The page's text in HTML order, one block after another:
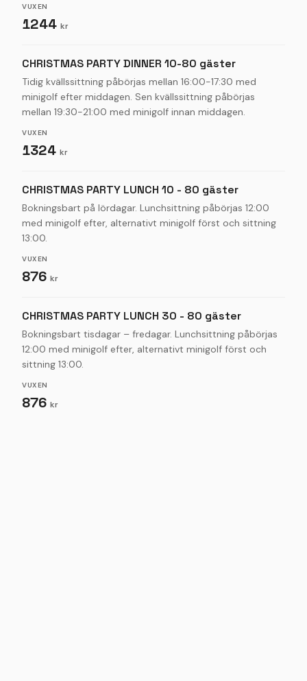
för en fullständig julupplevelse. Perfekt för företag,
team, familjer, vänner och grupper som vill göra
VUXEN
1244 kr
CHRISTMAS PARTY DINNER 10-80 gäster
Tidig kvällssittning påbörjas mellan 16:00-17:30 med
minigolf efter middagen. Sen kvällssittning påbörjas
mellan 19:30-21:00 med minigolf innan middagen.
VUXEN
1324 kr
CHRISTMAS PARTY LUNCH 10 - 80 gäster
Bokningsbart på lördagar. Lunchsittning påbörjas 12:00
med minigolf efter, alternativt minigolf först och sittning
13:00.
VUXEN
876 kr
CHRISTMAS PARTY LUNCH 30 - 80 gäster
Bokningsbart tisdagar – fredagar. Lunchsittning påbörjas
12:00 med minigolf efter, alternativt minigolf först och
sittning 13:00.
VUXEN
876 kr